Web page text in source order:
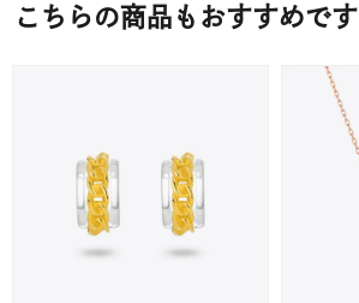
こちらの商品もおすすめです